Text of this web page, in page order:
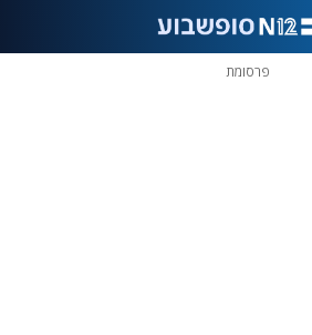
פרסומת